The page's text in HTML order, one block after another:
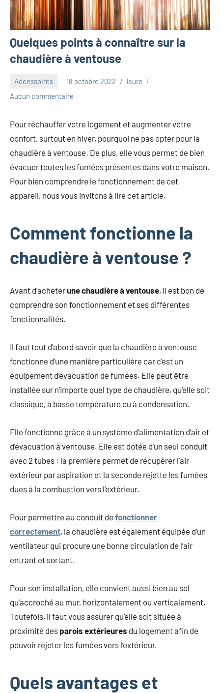
Quelques points à connaître sur la
chaudière à ventouse
Accessoires 18 octobre 2022
laure
Aucun commentaire
Pour réchauffer votre logement et augmenter votre
confort, surtout en hiver, pourquoi ne pas opter pour la
chaudière à ventouse. De plus, elle vous permet de bien
évacuer toutes les fumées présentes dans votre maison.
Pour bien comprendre le fonctionnement de cet
appareil, nous vous invitons à lire cet article.
Comment fonctionne la
chaudière à ventouse ?
Avant d’acheterune chaudière à ventouse, il est bon de
comprendre son fonctionnement et ses différentes
fonctionnalités.
Il faut tout d’abord savoir que la chaudière à ventouse
fonctionne d’une manière particulière car c’est un
équipement d’évacuation de fumées. Elle peut être
installée sur n’importe quel type de chaudière, qu’elle soit
classique, à basse température ou à condensation.
Elle fonctionne grâce à un système d’alimentation d’air et
d’évacuation à ventouse. Elle est dotée d’un seul conduit
avec 2 tubes : la première permet de récupérer l’air
extérieur par aspiration et la seconde rejette les fumées
dues à la combustion vers l’extérieur.
Pour permettre au conduit de fonctionner
correctement, la chaudière est également équipée d’un
ventilateur qui procure une bonne circulation de l’air
entrant et sortant.
Pour son installation, elle convient aussi bien au sol
qu’accroché au mur, horizontalement ou verticalement.
Toutefois, il faut vous assurer qu’elle soit située à
proximité des parois extérieures du logement afin de
pouvoir rejeter les fumées vers l’extérieur.
Quels avantages et